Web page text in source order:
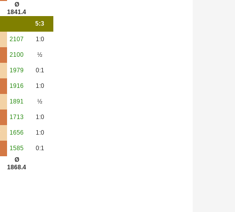
Ø
1841.4
5:3
2107 1:0
2100 ½
1979 0:1
1916 1:0
1891 ½
1713 1:0
1656 1:0
1585
0:1
Ø
1868.4